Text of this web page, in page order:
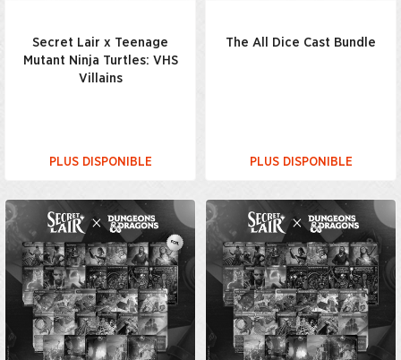
Secret Lair x Teenage
Mutant Ninja Turtles: VHS
Villains
PLUS DISPONIBLE
The All Dice Cast Bundle
PLUS DISPONIBLE